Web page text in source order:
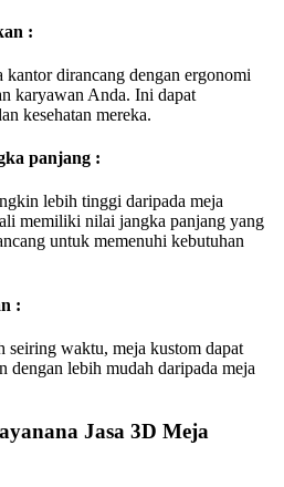
:
kantor dirancang dengan ergonomi
karyawan Anda. Ini dapat
kesehatan mereka.
panjang :
lebih tinggi daripada meja
memiliki nilai jangka panjang yang
untuk memenuhi kebutuhan
:
seiring waktu, meja kustom dapat
lebih mudah daripada meja
Jasa 3D Meja